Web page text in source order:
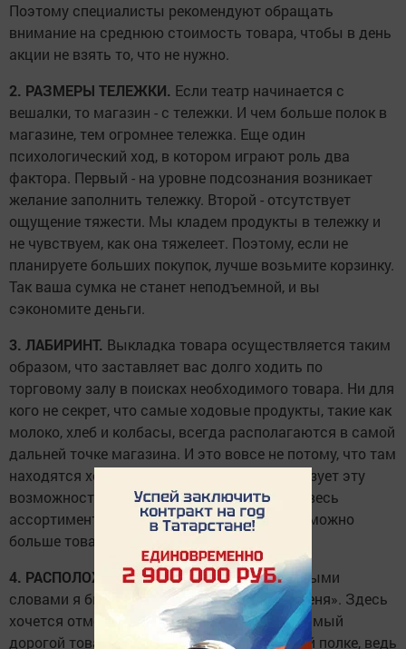
Поэтому специалисты рекомендуют обращать
внимание на среднюю стоимость товара, чтобы в день
акции не взять то, что не нужно.
2. РАЗМЕРЫ ТЕЛЕЖКИ. Если театр начинается с
вешалки, то магазин - с тележки. И чем больше полок в
магазине, тем огромнее тележка. Еще один
психологический ход, в котором играют роль два
фактора. Первый - на уровне подсознания возникает
желание заполнить тележку. Второй - отсутствует
ощущение тяжести. Мы кладем продукты в тележку и
не чувствуем, как она тяжелеет. Поэтому, если не
планируете больших покупок, лучше возьмите корзинку.
Так ваша сумка не станет неподъемной, и вы
сэкономите деньги.
3. ЛАБИРИНТ. Выкладка товара осуществляется таким
образом, что заставляет вас долго ходить по
торговому залу в поисках необходимого товара. Ни для
кого не секрет, что самые ходовые продукты, такие как
молоко, хлеб и колбасы, всегда располагаются в самой
дальней точке магазина. И это вовсе не потому, что там
находятся холодильники. Продавец использует эту
возможность, чтобы продемонстрировать весь
ассортимент продукции и реализовать как можно
больше товара.
4. РАСПОЛОЖЕНИЕ ТОВАРА НА ПОЛКАХ.Иными
словами я бы назвала этот пункт «найди меня». Здесь
хочется отметить два момента. Первый - самый
дорогой товар всегда находится на средней полке, ведь